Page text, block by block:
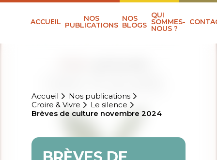
ACCUEIL NOS
PUBLICATIONS
NOS
BLOGS
QUI
SOMMES-
NOUS ?
Accueil
Nos publications
Croire & Vivre
Le silence
Brèves de culture novembre 2024